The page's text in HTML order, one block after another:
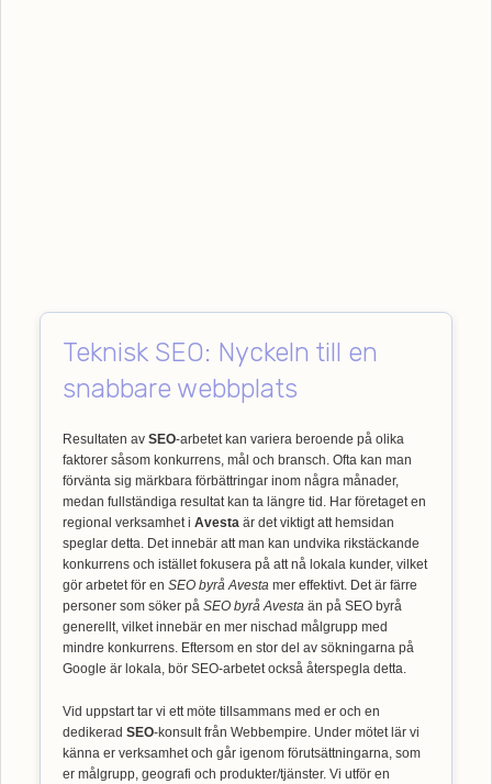
Teknisk SEO: Nyckeln till en
snabbare webbplats
Resultaten av SEO-arbetet kan variera beroende på olika
faktorer såsom konkurrens, mål och bransch. Ofta kan man
förvänta sig märkbara förbättringar inom några månader,
medan fullständiga resultat kan ta längre tid. Har företaget en
regional verksamhet i Avesta är det viktigt att hemsidan
speglar detta. Det innebär att man kan undvika rikstäckande
konkurrens och istället fokusera på att nå lokala kunder, vilket
gör arbetet för en SEO byrå Avesta mer effektivt. Det är färre
personer som söker på SEO byrå Avesta än på SEO byrå
generellt, vilket innebär en mer nischad målgrupp med
mindre konkurrens. Eftersom en stor del av sökningarna på
Google är lokala, bör SEO-arbetet också återspegla detta.
Vid uppstart tar vi ett möte tillsammans med er och en
dedikerad SEO-konsult från Webbempire. Under mötet lär vi
känna er verksamhet och går igenom förutsättningarna, som
er målgrupp, geografi och produkter/tjänster. Vi utför en